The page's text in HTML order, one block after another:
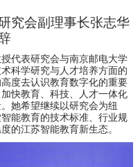
究会副理事长张志华
代表研究会与南京邮电大学
科学研究与人才培养方面的
度去认识教育数字化的重要
快教育、科技、人才一体化
她希望继续以研究会为纽
能教育的技术标准、行业规
的江苏智能教育新生态。